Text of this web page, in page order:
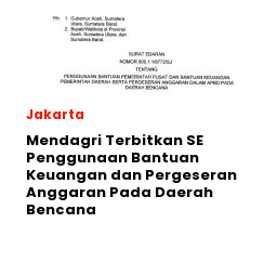
Jakarta
Mendagri Terbitkan SE
Penggunaan Bantuan
Keuangan dan Pergeseran
Anggaran Pada Daerah
Bencana